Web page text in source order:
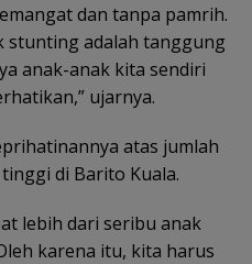
dan tanpa pamrih.
stunting adalah tanggung
anak-anak kita sendiri
ujarnya.
atas jumlah
di Barito Kuala.
lebih dari seribu anak
karena itu, kita harus